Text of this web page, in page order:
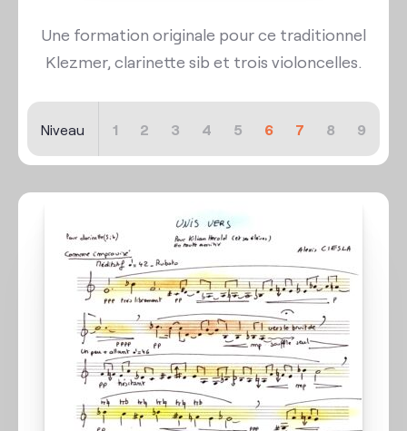
Une formation originale pour ce traditionnel
Klezmer, clarinette sib et trois violoncelles.
Niveau 1 2 3 4 5 6 7 8 9